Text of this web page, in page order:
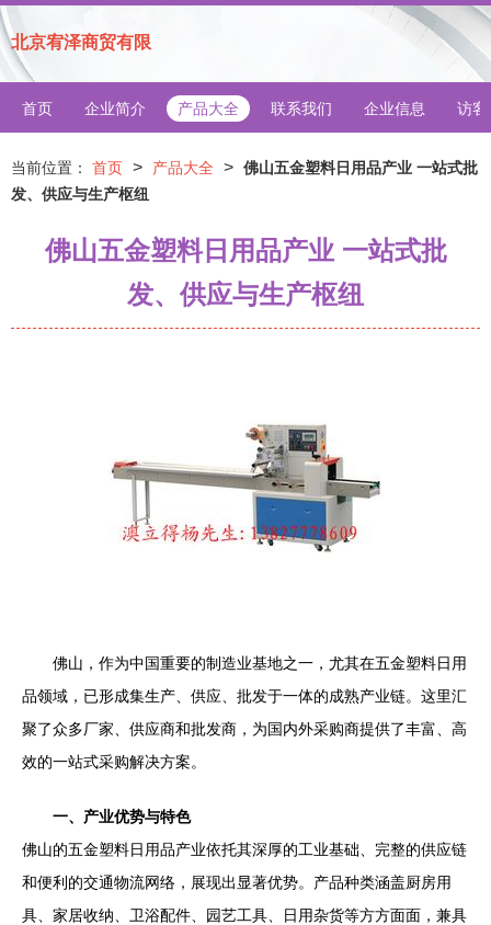
北京宥泽商贸有限
首页 企业简介 产品大全 联系我们 企业信息 访客
当前位置： 首页 > 产品大全 > 佛山五金塑料日用品产业 一站式批
发、供应与生产枢纽
佛山五金塑料日用品产业 一站式批
发、供应与生产枢纽
佛山，作为中国重要的制造业基地之一，尤其在五金塑料日用
品领域，已形成集生产、供应、批发于一体的成熟产业链。这里汇
聚了众多厂家、供应商和批发商，为国内外采购商提供了丰富、高
效的一站式采购解决方案。
一、产业优势与特色
佛山的五金塑料日用品产业依托其深厚的工业基础、完整的供应链
和便利的交通物流网络，展现出显著优势。产品种类涵盖厨房用
具、家居收纳、卫浴配件、园艺工具、日用杂货等方方面面，兼具